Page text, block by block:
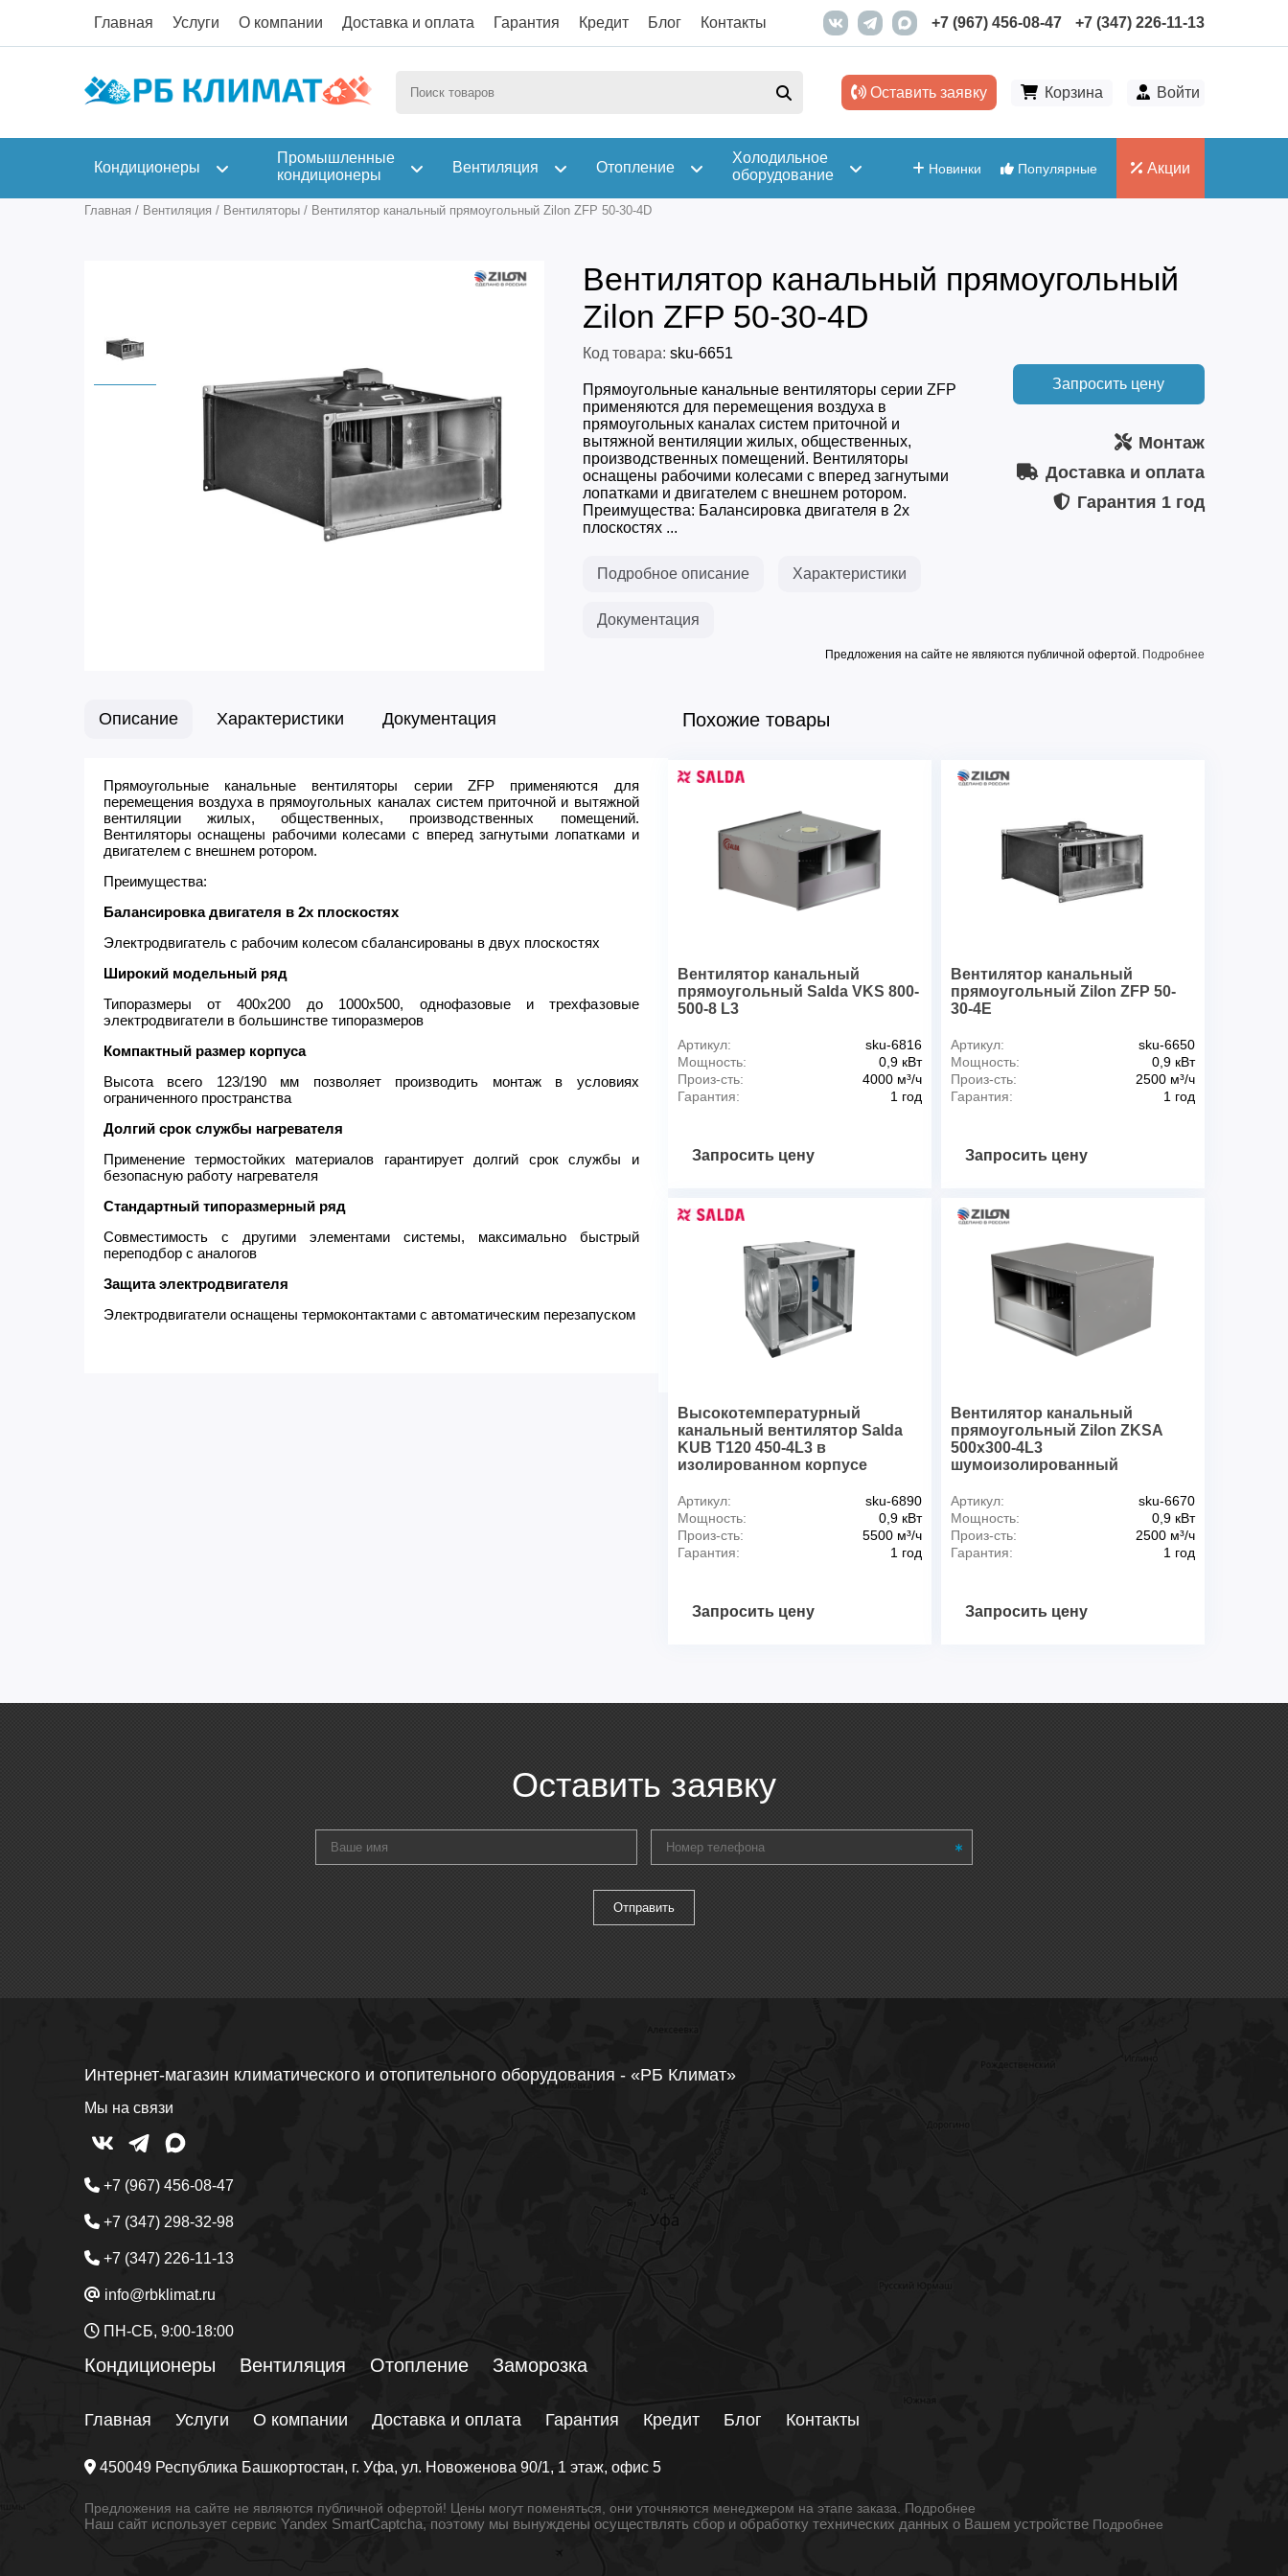
Главная Услуги О компании Доставка и оплата Гарантия Кредит Блог Контакты +7 (967) 456-08-47 +7 (347) 226-11-13
Оставить заявку Корзина Войти
Новинки Популярные Акции
Кондиционеры
Промышленные
кондиционеры
Вентиляция Отопление
Холодильное
оборудование
Главная / Вентиляция / Вентиляторы / Вентилятор канальный прямоугольный Zilon ZFP 50-30-4D
Вентилятор канальный прямоугольный
Zilon ZFP 50-30-4D
Код товара: sku-6651
Прямоугольные канальные вентиляторы серии ZFP
применяются для перемещения воздуха в
прямоугольных каналах систем приточной и
вытяжной вентиляции жилых, общественных,
производственных помещений. Вентиляторы
оснащены рабочими колесами с вперед загнутыми
лопатками и двигателем с внешнем ротором.
Преимущества: Балансировка двигателя в 2х
плоскостях ...
Подробное описание Характеристики
Документация
Запросить цену
Монтаж
Доставка и оплата
Гарантия 1 год
Предложения на сайте не являются публичной офертой. Подробнее
Описание Характеристики Документация
Прямоугольные канальные вентиляторы серии ZFP применяются для
перемещения воздуха в прямоугольных каналах систем приточной и вытяжной
вентиляции жилых, общественных, производственных помещений.
Вентиляторы оснащены рабочими колесами с вперед загнутыми лопатками и
двигателем с внешнем ротором.
Преимущества:
Балансировка двигателя в 2х плоскостях
Электродвигатель с рабочим колесом сбалансированы в двух плоскостях
Широкий модельный ряд
Типоразмеры от 400х200 до 1000х500, однофазовые и трехфазовые
электродвигатели в большинстве типоразмеров
Компактный размер корпуса
Высота всего 123/190 мм позволяет производить монтаж в условиях
ограниченного пространства
Долгий срок службы нагревателя
Применение термостойких материалов гарантирует долгий срок службы и
безопасную работу нагревателя
Стандартный типоразмерный ряд
Совместимость с другими элементами системы, максимально быстрый
переподбор с аналогов
Защита электродвигателя
Электродвигатели оснащены термоконтактами с автоматическим перезапуском
Модель
Расход воздуха max, м3/ч
2450
Напряжение питания, В (50Гц)
400
Потребляемая мощность, кВт
0,87
Номинальный ток, А
1,8
1 -ZFP 40-20-4Е
2 -ZFP 40-20-4D
3 -ZFP 50-25-4Е
ZFP 50-30-4D
ZFP 50-30-6Е
ZFP 50-30-6D
Похожие товары
Вентилятор канальный
прямоугольный Salda VKS 800-
500-8 L3
Артикул:
sku-6816
Мощность:
0,9 кВт
Произ-сть:
4000 м³/ч
Гарантия:
1 год
Запросить цену
Вентилятор канальный
прямоугольный Zilon ZFP 50-
30-4E
Артикул:
sku-6650
Мощность:
0,9 кВт
Произ-сть:
2500 м³/ч
Гарантия:
1 год
Запросить цену
Высокотемпературный
канальный вентилятор Salda
KUB T120 450-4L3 в
изолированном корпусе
Артикул:
sku-6890
Мощность:
0,9 кВт
Произ-сть:
5500 м³/ч
Гарантия:
1 год
Запросить цену
Вентилятор канальный
прямоугольный Zilon ZKSA
500х300-4L3
шумоизолированный
Артикул:
sku-6670
Мощность:
0,9 кВт
Произ-сть:
2500 м³/ч
Гарантия:
1 год
Запросить цену
Оставить заявку
Интернет-магазин климатического и отопительного оборудования - «РБ Климат»
Мы на связи
+7 (967) 456-08-47
+7 (347) 298-32-98
+7 (347) 226-11-13
info@rbklimat.ru
ПН-СБ, 9:00-18:00
Кондиционеры Вентиляция Отопление Заморозка
Главная Услуги О компании Доставка и оплата Гарантия Кредит Блог Контакты
450049 Республика Башкортостан, г. Уфа, ул. Новоженова 90/1, 1 этаж, офис 5
Предложения на сайте не являются публичной офертой! Цены могут поменяться, они уточняются менеджером на этапе заказа. Подробнее
Наш сайт использует сервис Yandex SmartCaptcha, поэтому мы вынуждены осуществлять сбор и обработку технических данных о Вашем устройстве Подробнее